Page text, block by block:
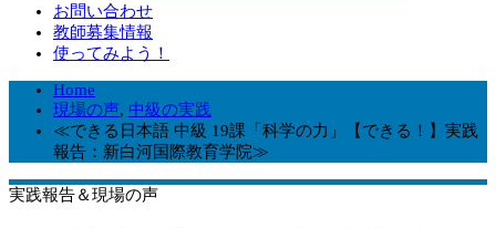
お問い合わせ
教師募集情報
使ってみよう！
Home
現場の声, 中級の実践
≪できる日本語 中級 19課「科学の力」【できる！】実践
報告：新白河国際教育学院≫
実践報告＆現場の声